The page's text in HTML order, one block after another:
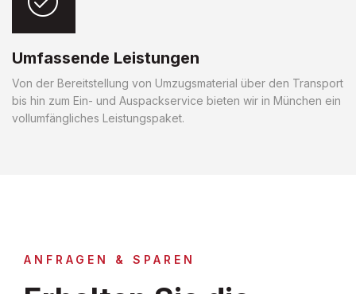
Umfassende Leistungen
Von der Bereitstellung von Umzugsmaterial über den Transport
bis hin zum Ein- und Auspackservice bieten wir in München ein
vollumfängliches Leistungspaket.
ANFRAGEN & SPAREN